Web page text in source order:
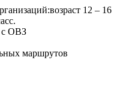
12 – 16
с ОВЗ
маршрутов